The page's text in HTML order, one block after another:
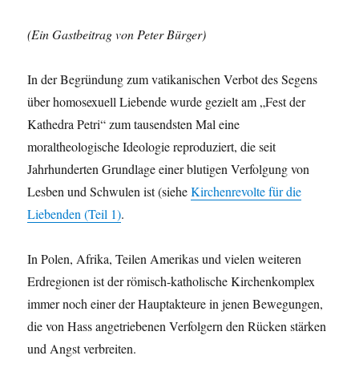
(Ein Gastbeitrag von Peter Bürger)
In der Begründung zum vatikanischen Verbot des Segens
über homosexuell Liebende wurde gezielt am „Fest der
Kathedra Petri“ zum tausendsten Mal eine
moraltheologische Ideologie reproduziert, die seit
Jahrhunderten Grundlage einer blutigen Verfolgung von
Lesben und Schwulen ist (sieheKirchenrevolte für die
Liebenden (Teil 1).
In Polen, Afrika, Teilen Amerikas und vielen weiteren
Erdregionen ist der römisch-katholische Kirchenkomplex
immer noch einer der Hauptakteure in jenen Bewegungen,
die von Hass angetriebenen Verfolgern den Rücken stärken
und Angst verbreiten.